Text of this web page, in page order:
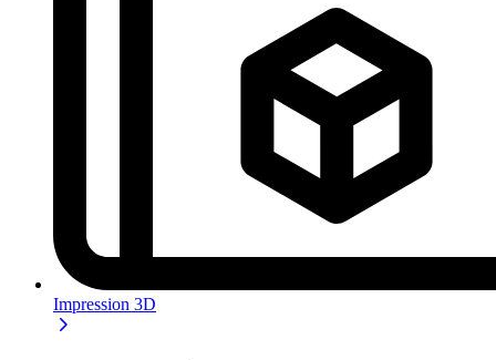
Impression 3D